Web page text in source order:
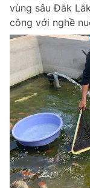
vùng sâu Đắk
công với nghề